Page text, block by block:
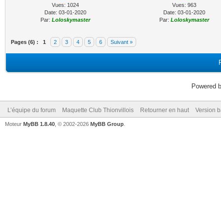
Vues: 1024
Date: 03-01-2020
Par: Loloskymaster
Vues: 963
Date: 03-01-2020
Par: Loloskymaster
Pages (6) : 1 2 3 4 5 6 Suivant »
Powered
L’équipe du forum Maquette Club Thionvillois Retourner en haut Version
Moteur MyBB 1.8.40 , © 2002-2026 MyBB Group